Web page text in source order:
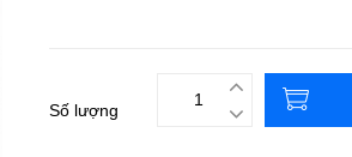
Số lượng